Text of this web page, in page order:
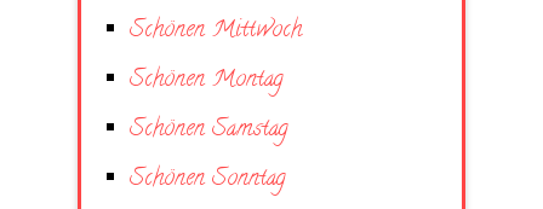
Schönen Mittwoch
Schönen Montag
Schönen Samstag
Schönen Sonntag